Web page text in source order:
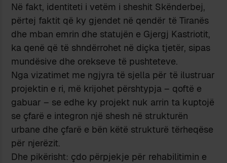
Në fakt, identiteti i vetëm i sheshit Skënderbej,
përtej faktit që ky gjendet në qendër të Tiranës
dhe mban emrin dhe statujën e Gjergj Kastriotit,
ka qenë që të shndërrohet në diçka tjetër, sipas
mundësive dhe orekseve të pushteteve.
Nga vizatimet me ngjyra të sjella për të ilustruar
projektin e ri, më krijohet përshtypja – qoftë e
gabuar – se edhe ky projekt nuk arrin ta kuptojë
se çfarë e integron një shesh në strukturën
urbane dhe çfarë e bën këtë strukturë tërheqëse
për njerëzit.
Dhe pikërisht: çdo përpjekje për rehabilitimin e